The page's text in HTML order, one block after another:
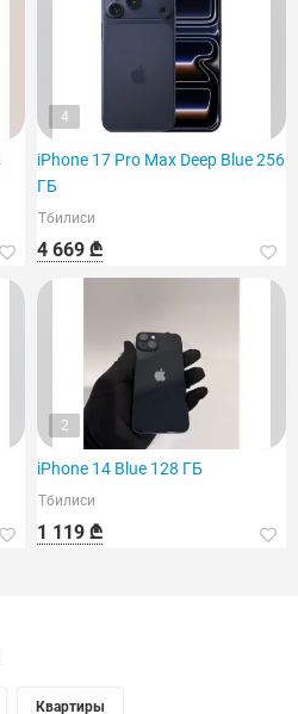
4
iPhone 17 Pro Max Deep Blue 256
ГБ
Тбилиси
4 669 ₾
2
iPhone 14 Blue 128 ГБ
Тбилиси
1 119 ₾
Квартиры